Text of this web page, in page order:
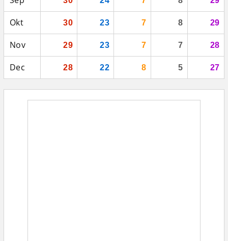
Okt 30 23 7 8 29
Nov 29 23 7 7 28
Dec 28 22 8 5 27